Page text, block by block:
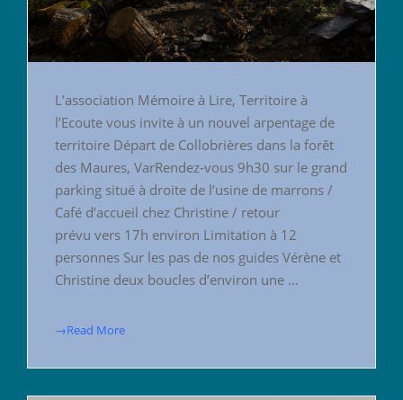
L’association Mémoire à Lire, Territoire à
l’Ecoute vous invite à un nouvel arpentage de
territoire Départ de Collobrières dans la forêt
des Maures, VarRendez-vous 9h30 sur le grand
parking situé à droite de l’usine de marrons /
Café d’accueil chez Christine / retour
prévu vers 17h environ Limitation à 12
personnes Sur les pas de nos guides Vérène et
Christine deux boucles d’environ une …
→Read More